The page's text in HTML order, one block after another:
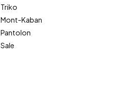
Triko
Mont-Kaban
Pantolon
Sale